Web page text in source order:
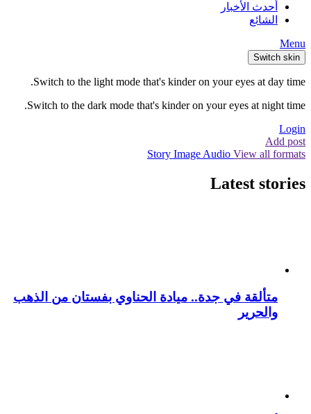
أحدث الأخبار
الشائع
Menu
Switch skin
Switch to the light mode that's kinder on your eyes at day time.
Switch to the dark mode that's kinder on your eyes at night time.
Login
Add post
Story Image Audio View all formats
Latest stories
متألقة في جدة.. ميادة الحناوي بفستان من الذهب
والحرير